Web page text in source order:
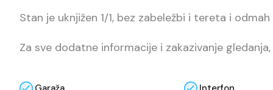
Stan je uknjižen 1/1, bez zabeležbi i tereta i odmah
Za sve dodatne informacije i zakazivanje